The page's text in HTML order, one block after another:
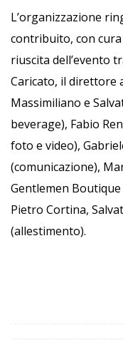
L’organizzazione
contribuito, con
riuscita dell’evento
Caricato, il direttore
Massimiliano e
beverage), Fabio
foto e video),
(comunicazione),
Gentlemen
Pietro Cortina,
(allestimento).